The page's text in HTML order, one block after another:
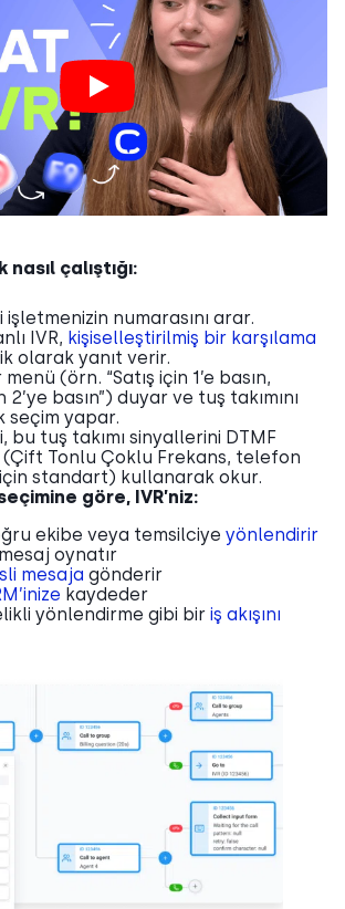
çalıştığı:
işletmenizin numarasını arar.
IVR, kişiselleştirilmiş bir karşılama
olarak yanıt verir.
(örn. “Satış için 1’e basın,
basın”) duyar ve tuş takımını
seçim yapar.
bu tuş takımı sinyallerini DTMF
Tonlu Çoklu Frekans, telefon
standart) kullanarak okur.
göre, IVR’niz:
ekibe veya temsilciye yönlendirir
oynatır
mesaja gönderir
kaydeder
yönlendirme gibi bir iş akışını